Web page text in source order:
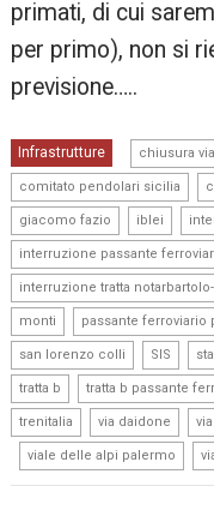
primati, di cui
per primo), non si
previsione…..
Infrastrutture chiusura
comitato pendolari sicilia
giacomo fazio iblei
interruzione passante
interruzione tratta
monti passante ferroviario
san lorenzo colli SIS
tratta b tratta b passante
trenitalia via daidone
viale delle alpi palermo